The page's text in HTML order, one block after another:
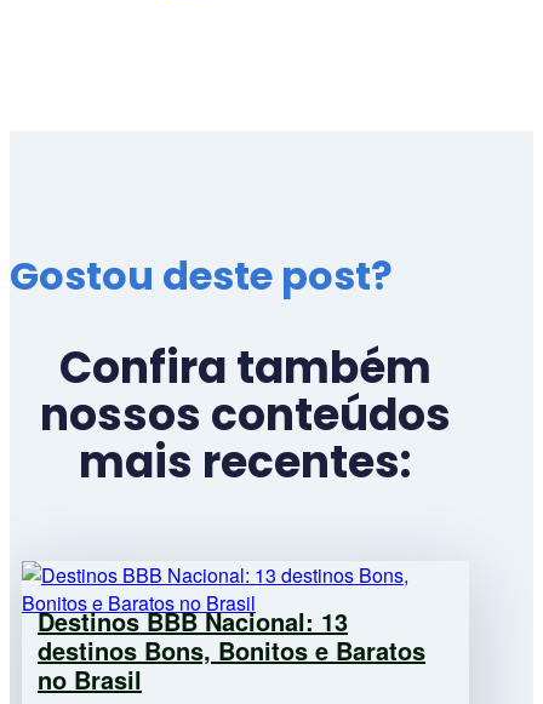
Gostou deste post?
Confira também
nossos conteúdos
mais recentes:
Destinos BBB Nacional: 13
destinos Bons, Bonitos e Baratos
no Brasil